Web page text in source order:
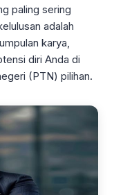
paling sering
adalah
karya,
diri Anda di
(PTN) pilihan.